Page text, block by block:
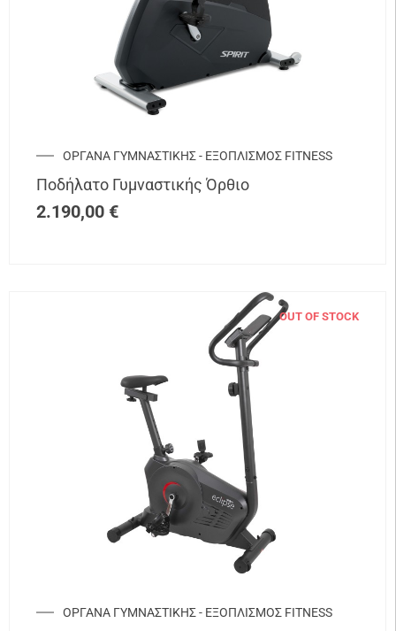
ΟΡΓΑΝΑ ΓΥΜΝΑΣΤΙΚΗΣ - ΕΞΟΠΛΙΣΜΟΣ FITNESS
Ποδήλατο Γυμναστικής Όρθιο
2.190,00 €
OUT OF STOCK
ΟΡΓΑΝΑ ΓΥΜΝΑΣΤΙΚΗΣ - ΕΞΟΠΛΙΣΜΟΣ FITNESS